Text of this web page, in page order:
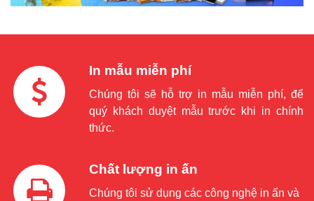
In mẫu miễn phí
Chúng tôi sẽ hỗ trợ in mẫu miễn phí, để
quý khách duyệt mẫu trước khi in chính
thức.
Chất lượng in ấn
Chúng tôi sử dụng các công nghệ in ấn và